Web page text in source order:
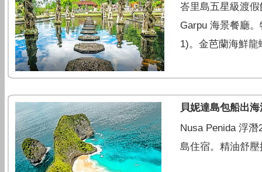
峇里島五星級渡
Garpu 海景餐廳
1)。金芭蘭海鮮龍
貝妮達島包船出
Nusa Penida 浮
島住宿。精油舒